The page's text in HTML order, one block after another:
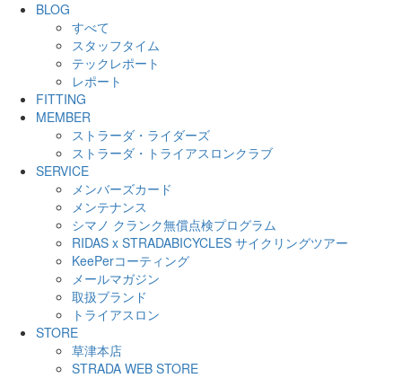
BLOG
すべて
スタッフタイム
テックレポート
レポート
FITTING
MEMBER
ストラーダ・ライダーズ
ストラーダ・トライアスロンクラブ
SERVICE
メンバーズカード
メンテナンス
シマノ クランク無償点検プログラム
RIDAS x STRADABICYCLES サイクリングツアー
KeePerコーティング
メールマガジン
取扱ブランド
トライアスロン
STORE
草津本店
STRADA WEB STORE